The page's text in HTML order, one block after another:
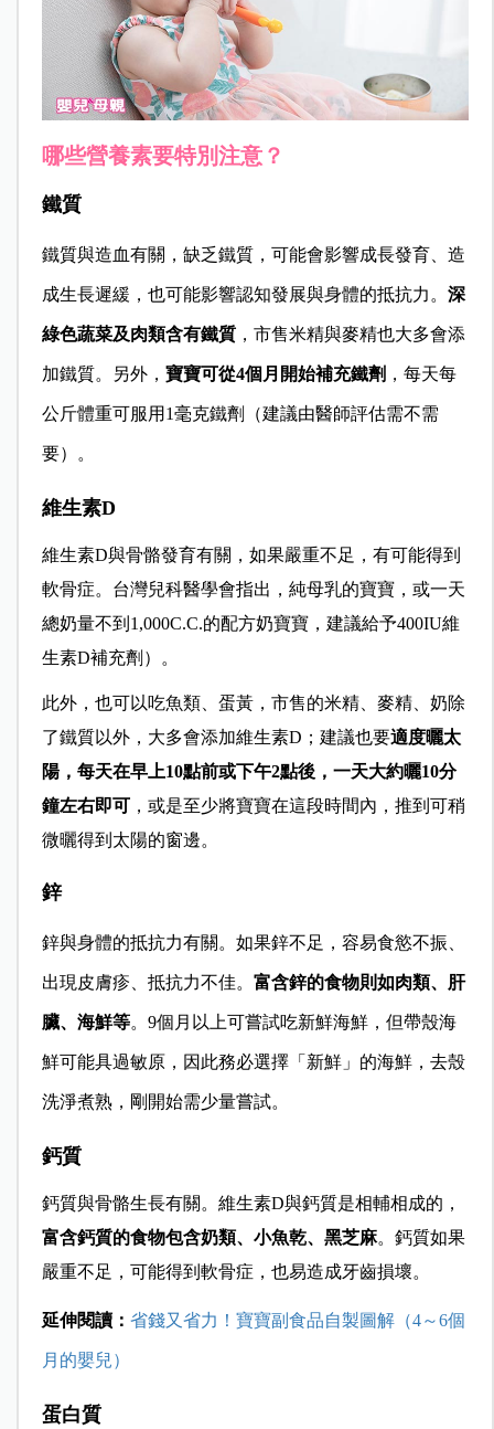
哪些營養素要特別注意？
鐵質
鐵質與造血有關，缺乏鐵質，可能會影響成長發育、造
成生長遲緩，也可能影響認知發展與身體的抵抗力。 深
綠色蔬菜及肉類含有鐵質，市售米精與麥精也大多會添
加鐵質。另外， 寶寶可從4個月開始補充鐵劑 ，每天每
公斤體重可服用1毫克鐵劑（建議由醫師評估需不需
要）。
維生素D
維生素D與骨骼發育有關，如果嚴重不足，有可能得到
軟骨症。台灣兒科醫學會指出，純母乳的寶寶，或一天
總奶量不到 1,000C.C.的配方奶寶寶，建議給予400IU維
生素D補充劑）。
此外，也可以吃魚類、蛋黃，市售的米精、麥精、奶除
了鐵質以外，大多會添加維生素D；建議也要適度曬太
陽，每天在早上10點前或下午2點後，一天大約曬10分
鐘左右即可，或是至少將寶寶在這段時間內，推到可稍
微曬得到太陽的窗邊。
鋅
鋅與身體的抵抗力有關。如果鋅不足，容易食慾不振、
出現皮膚疹、抵抗力不佳。 富含鋅的食物則如肉類、肝
臟、海鮮等。9個月以上可嘗試吃新鮮海鮮，但帶殼海
鮮可能具過敏原，因此務必選擇「新鮮」的海鮮，去殼
洗淨煮熟，剛開始需少量嘗試。
鈣質
鈣質與骨骼生長有關。維生素D與鈣質是相輔相成的，
富含鈣質的食物包含奶類、小魚乾、黑芝麻。鈣質如果
嚴重不足，可能得到軟骨症，也易造成牙齒損壞。
延伸閱讀： 省錢又省力！寶寶副食品自製圖解（4～6個
月的嬰兒）
蛋白質